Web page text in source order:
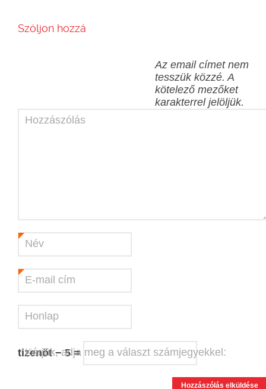
Szóljon hozzá
Az email címet nem
tesszük közzé. A
kötelező mezőket
karakterrel jelöljük.
Hozzászólás
Név
E-mail cím
Honlap
Kérjük, adja meg a választ számjegyekkel:
tizenöt − 5 =